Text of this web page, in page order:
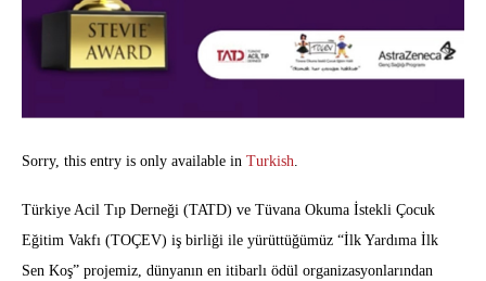
Sorry, this entry is only available in Turkish.
Türkiye Acil Tıp Derneği (TATD) ve Tüvana Okuma İstekli Çocuk
Eğitim Vakfı (TOÇEV) iş birliği ile yürüttüğümüz “İlk Yardıma İlk
Sen Koş” projemiz, dünyanın en itibarlı ödül organizasyonlarından